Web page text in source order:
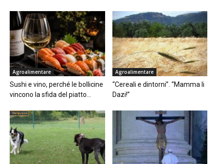
Agroalimentare
Sushi e vino, perché le bollicine
vincono la sfida del piatto...
Agroalimentare
“Cereali e dintorni”. “Mamma li
Dazi!”